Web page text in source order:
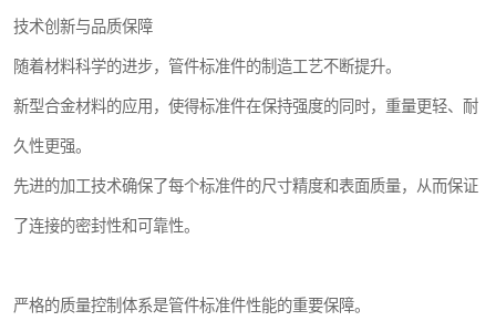
技术创新与品质保障
随着材料科学的进步，管件标准件的制造工艺不断提升。
新型合金材料的应用，使得标准件在保持强度的同时，重量更轻、耐
久性更强。
先进的加工技术确保了每个标准件的尺寸精度和表面质量，从而保证
了连接的密封性和可靠性。
严格的质量控制体系是管件标准件性能的重要保障。